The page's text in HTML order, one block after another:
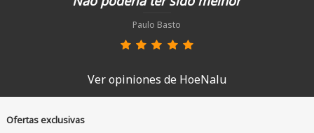
Paulo Basto
Ver opiniones de HoeNalu
Ofertas exclusivas